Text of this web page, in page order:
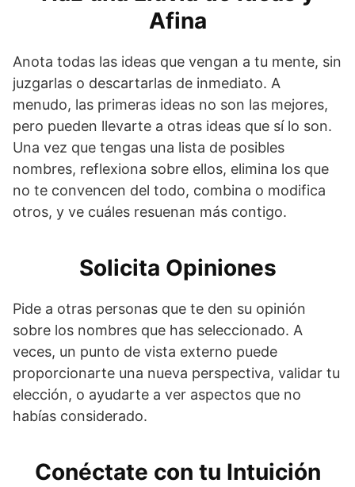
Afina
Anota todas las ideas que vengan a tu mente, sin
juzgarlas o descartarlas de inmediato. A
menudo, las primeras ideas no son las mejores,
pero pueden llevarte a otras ideas que sí lo son.
Una vez que tengas una lista de posibles
nombres, reflexiona sobre ellos, elimina los que
no te convencen del todo, combina o modifica
otros, y ve cuáles resuenan más contigo.
Solicita Opiniones
Pide a otras personas que te den su opinión
sobre los nombres que has seleccionado. A
veces, un punto de vista externo puede
proporcionarte una nueva perspectiva, validar tu
elección, o ayudarte a ver aspectos que no
habías considerado.
Conéctate con tu Intuición